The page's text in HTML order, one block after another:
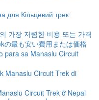
для Кільцевий трек
가장 저렴한 비용 또는 가격
の最も安い費用または価格
para sa Manaslu Circuit
Manaslu Circuit Trek di
Circuit Trek ở Nepal